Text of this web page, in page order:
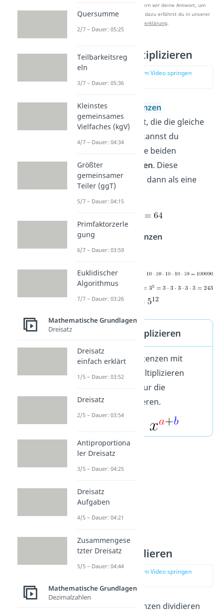
Nach Beantwortung speichern wir deine Antwort, um
Studyflix zu verbessern. Mehr dazu erfährst du in unserer
Datenschutzerklärung.
Potenzen multiplizieren
zur Stelle im Video springen
(00:53)
Wenn du zwei
Potenzen
multiplizieren willst, die die gleiche
Basis haben, dann kannst du
stattdessen auch die beiden
Exponenten addieren. Diese
Rechnung stellst du dann als eine
Beispiele zum Potenzen
multiplizieren:
Potenzen multiplizieren
Wenn du zwei Potenzen mit
gleicher
Basis
multiplizieren
willst, musst du nur die
Exponenten addieren.
Potenzen dividieren
zur Stelle im Video springen
Wenn du zwei Potenzen dividieren
Quersumme
2/7 – Dauer: 05:25
Teilbarkeitsreg
eln
3/7 – Dauer: 05:36
Kleinstes
gemeinsames
Vielfaches (kgV)
4/7 – Dauer: 04:34
Größter
gemeinsamer
Teiler (ggT)
5/7 – Dauer: 04:15
Primfaktorzerle
gung
6/7 – Dauer: 03:59
Euklidischer
Algorithmus
7/7 – Dauer: 03:26
Mathematische Grundlagen
Dreisatz
Dreisatz
einfach erklärt
1/5 – Dauer: 03:52
Dreisatz
2/5 – Dauer: 03:54
Antiproportiona
ler Dreisatz
3/5 – Dauer: 04:25
Dreisatz
Aufgaben
4/5 – Dauer: 04:21
Zusammengese
tzter Dreisatz
5/5 – Dauer: 04:44
Mathematische Grundlagen
Dezimalzahlen